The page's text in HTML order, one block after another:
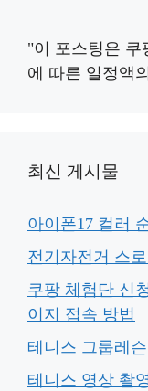
"이 포스팅은 쿠
에 따른 일정액
최신 게시물
아이폰17 컬러
전기자전거 스
쿠팡 체험단 신
이지 접속 방법
테니스 그룹레
테니스 영상 촬